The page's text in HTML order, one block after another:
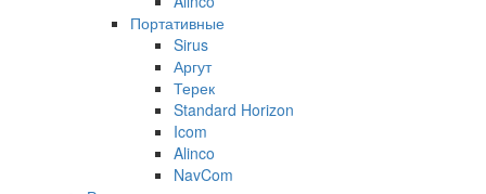
Портативные
Sirus
Аргут
Терек
Standard Horizon
Icom
Alinco
NavCom